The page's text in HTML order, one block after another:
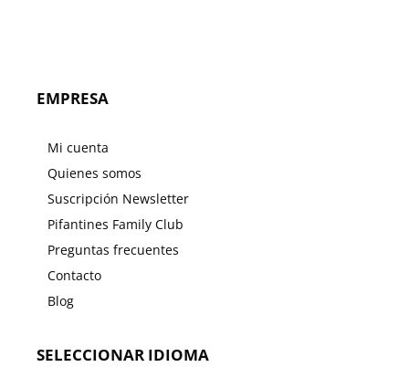
EMPRESA
Mi cuenta
Quienes somos
Suscripción Newsletter
Pifantines Family Club
Preguntas frecuentes
Contacto
Blog
SELECCIONAR IDIOMA